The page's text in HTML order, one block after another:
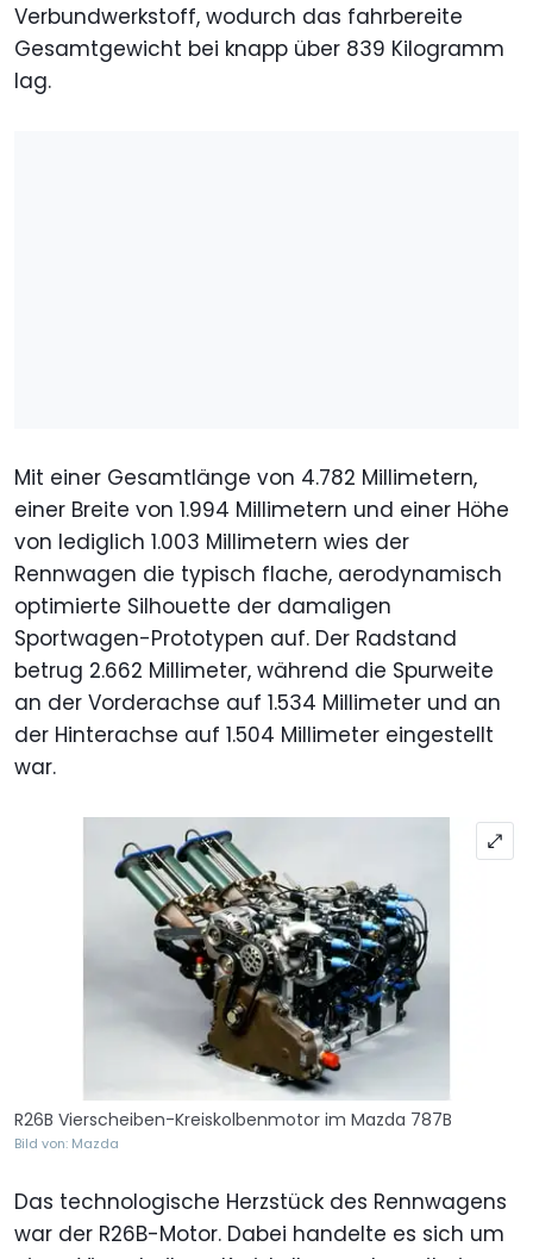
Verbundwerkstoff, wodurch das fahrbereite
Gesamtgewicht bei knapp über 839 Kilogramm
lag.
Mit einer Gesamtlänge von 4.782 Millimetern,
einer Breite von 1.994 Millimetern und einer Höhe
von lediglich 1.003 Millimetern wies der
Rennwagen die typisch flache, aerodynamisch
optimierte Silhouette der damaligen
Sportwagen-Prototypen auf. Der Radstand
betrug 2.662 Millimeter, während die Spurweite
an der Vorderachse auf 1.534 Millimeter und an
der Hinterachse auf 1.504 Millimeter eingestellt
war.
R26B Vierscheiben-Kreiskolbenmotor im Mazda 787B
Bild von: Mazda
Das technologische Herzstück des Rennwagens
war der R26B-Motor. Dabei handelte es sich um